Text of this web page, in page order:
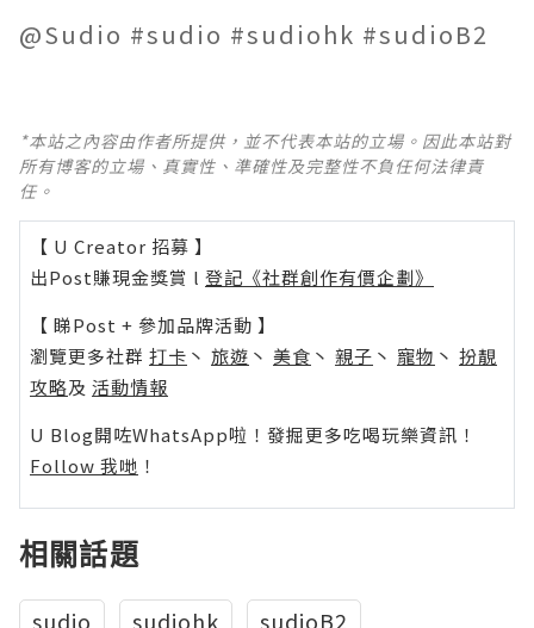
@Sudio #sudio #sudiohk #sudioB2
*本站之內容由作者所提供，並不代表本站的立場。因此本站對
所有博客的立場、真實性、準確性及完整性不負任何法律責
任。
【 U Creator 招募 】
出Post賺現金獎賞 l 登記《社群創作有價企劃》
【 睇Post + 參加品牌活動 】
瀏覽更多社群 打卡 丶 旅遊 丶 美食 丶 親子 丶 寵物 丶 扮靚
攻略及 活動情報
U Blog開咗WhatsApp啦！發掘更多吃喝玩樂資訊！
Follow 我哋 ！
相關話題
sudio sudiohk sudioB2